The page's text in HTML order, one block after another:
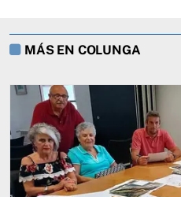
MÁS EN COLUNGA